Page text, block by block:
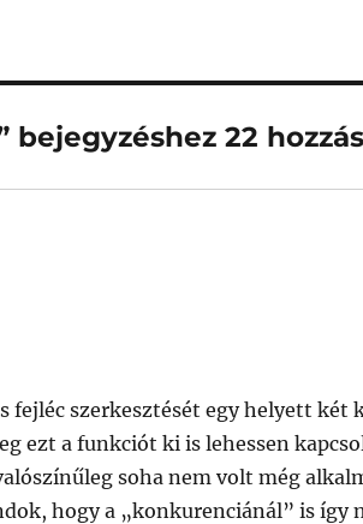
bejegyzéshez 22
fejléc szerkesztését egy helyett két
ezt a funkciót ki is lehessen
soha nem volt még
hogy a „konkurenciánál” is